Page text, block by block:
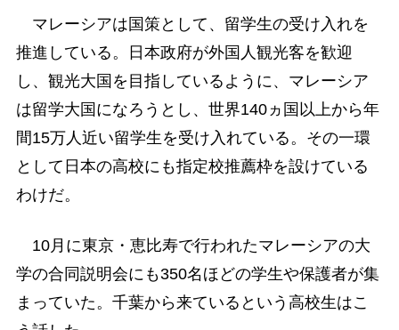
マレーシアは国策として、留学生の受け入れを
推進している。日本政府が外国人観光客を歓迎
し、観光大国を目指しているように、マレーシア
は留学大国になろうとし、世界140ヵ国以上から年
間15万人近い留学生を受け入れている。その一環
として日本の高校にも指定校推薦枠を設けている
わけだ。
10月に東京・恵比寿で行われたマレーシアの大
学の合同説明会にも350名ほどの学生や保護者が集
まっていた。千葉から来ているという高校生はこ